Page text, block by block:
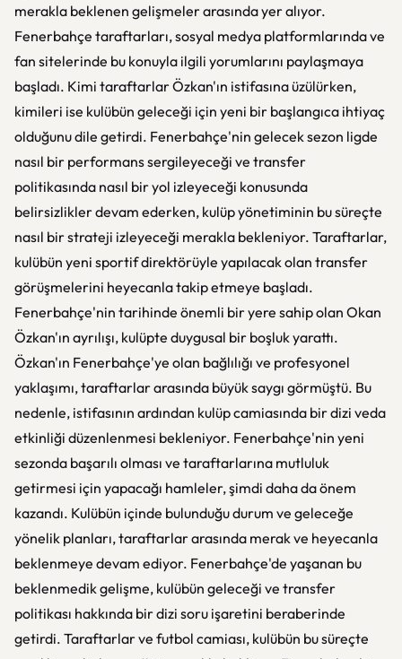
merakla beklenen gelişmeler arasında yer alıyor.
Fenerbahçe taraftarları, sosyal medya platformlarında ve
fan sitelerinde bu konuyla ilgili yorumlarını paylaşmaya
başladı. Kimi taraftarlar Özkan'ın istifasına üzülürken,
kimileri ise kulübün geleceği için yeni bir başlangıca ihtiyaç
olduğunu dile getirdi. Fenerbahçe'nin gelecek sezon ligde
nasıl bir performans sergileyeceği ve transfer
politikasında nasıl bir yol izleyeceği konusunda
belirsizlikler devam ederken, kulüp yönetiminin bu süreçte
nasıl bir strateji izleyeceği merakla bekleniyor. Taraftarlar,
kulübün yeni sportif direktörüyle yapılacak olan transfer
görüşmelerini heyecanla takip etmeye başladı.
Fenerbahçe'nin tarihinde önemli bir yere sahip olan Okan
Özkan'ın ayrılışı, kulüpte duygusal bir boşluk yarattı.
Özkan'ın Fenerbahçe'ye olan bağlılığı ve profesyonel
yaklaşımı, taraftarlar arasında büyük saygı görmüştü. Bu
nedenle, istifasının ardından kulüp camiasında bir dizi veda
etkinliği düzenlenmesi bekleniyor. Fenerbahçe'nin yeni
sezonda başarılı olması ve taraftarlarına mutluluk
getirmesi için yapacağı hamleler, şimdi daha da önem
kazandı. Kulübün içinde bulunduğu durum ve geleceğe
yönelik planları, taraftarlar arasında merak ve heyecanla
beklenmeye devam ediyor. Fenerbahçe'de yaşanan bu
beklenmedik gelişme, kulübün geleceği ve transfer
politikası hakkında bir dizi soru işaretini beraberinde
getirdi. Taraftarlar ve futbol camiası, kulübün bu süreçte